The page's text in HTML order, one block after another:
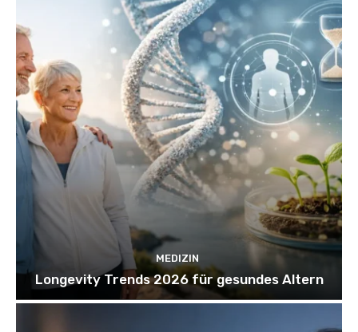
MEDIZIN
Longevity Trends 2026 für gesundes Altern